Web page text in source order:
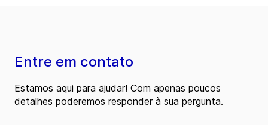
Entre em contato
Estamos aqui para ajudar! Com apenas poucos
detalhes poderemos responder à sua pergunta.